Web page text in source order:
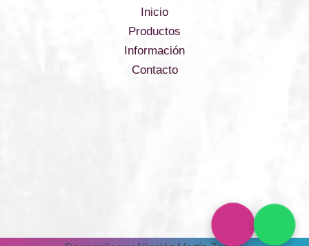
Inicio
Productos
Información
Contacto